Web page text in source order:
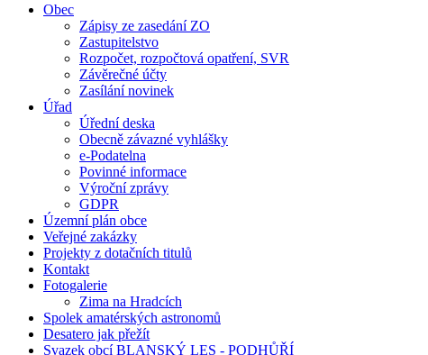
Obec
Zápisy ze zasedání ZO
Zastupitelstvo
Rozpočet, rozpočtová opatření, SVR
Závěrečné účty
Zasílání novinek
Úřad
Úřední deska
Obecně závazné vyhlášky
e-Podatelna
Povinné informace
Výroční zprávy
GDPR
Územní plán obce
Veřejné zakázky
Projekty z dotačních titulů
Kontakt
Fotogalerie
Zima na Hradcích
Spolek amatérských astronomů
Desatero jak přežít
Svazek obcí BLANSKÝ LES - PODHŮŘÍ